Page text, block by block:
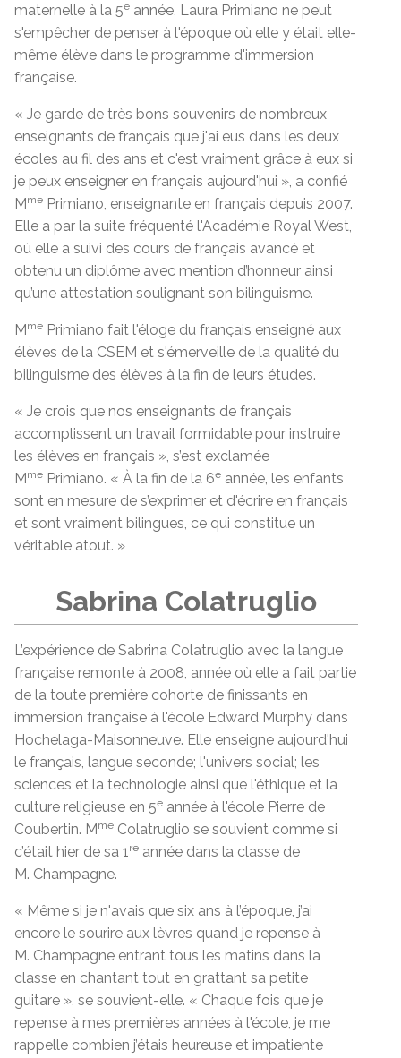
maternelle à la 5e année, Laura Primiano ne peut
s'empêcher de penser à l'époque où elle y était elle-
même élève dans le programme d'immersion
française.
« Je garde de très bons souvenirs de nombreux
enseignants de français que j'ai eus dans les deux
écoles au fil des ans et c'est vraiment grâce à eux si
je peux enseigner en français aujourd'hui », a confié
Mme Primiano, enseignante en français depuis 2007.
Elle a par la suite fréquenté l'Académie Royal West,
où elle a suivi des cours de français avancé et
obtenu un diplôme avec mention d’honneur ainsi
qu’une attestation soulignant son bilinguisme.
Mme Primiano fait l'éloge du français enseigné aux
élèves de la CSEM et s'émerveille de la qualité du
bilinguisme des élèves à la fin de leurs études.
« Je crois que nos enseignants de français
accomplissent un travail formidable pour instruire
les élèves en français », s’est exclamée
Mme Primiano. « À la fin de la 6e année, les enfants
sont en mesure de s’exprimer et d'écrire en français
et sont vraiment bilingues, ce qui constitue un
véritable atout. »
Sabrina Colatruglio
L’expérience de Sabrina Colatruglio avec la langue
française remonte à 2008, année où elle a fait partie
de la toute première cohorte de finissants en
immersion française à l'école Edward Murphy dans
Hochelaga-Maisonneuve. Elle enseigne aujourd'hui
le français, langue seconde; l'univers social; les
sciences et la technologie ainsi que l'éthique et la
culture religieuse en 5e année à l'école Pierre de
Coubertin. M me Colatruglio se souvient comme si
c’était hier de sa 1re année dans la classe de
M. Champagne.
« Même si je n'avais que six ans à l’époque, j’ai
encore le sourire aux lèvres quand je repense à
M. Champagne entrant tous les matins dans la
classe en chantant tout en grattant sa petite
guitare », se souvient-elle. « Chaque fois que je
repense à mes premières années à l'école, je me
rappelle combien j’étais heureuse et impatiente